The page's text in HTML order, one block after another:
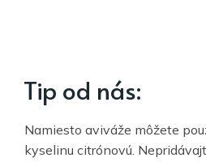
Tip od nás:
Namiesto aviváže môžete
kyselinu citrónovú.